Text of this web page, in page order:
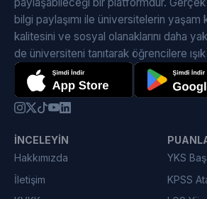
bilgi paylaşımı ile üniversitelerin yaşam
kalitesini ve sosyal olanaklarını daha
de üniversiteni tanıtarak öğrencilere
İNCELEYIN
Hakkımızda
İletişim
YKS
KPSS